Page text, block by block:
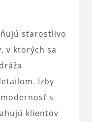
starostlivo
v ktorých sa
Izby
s
klientov